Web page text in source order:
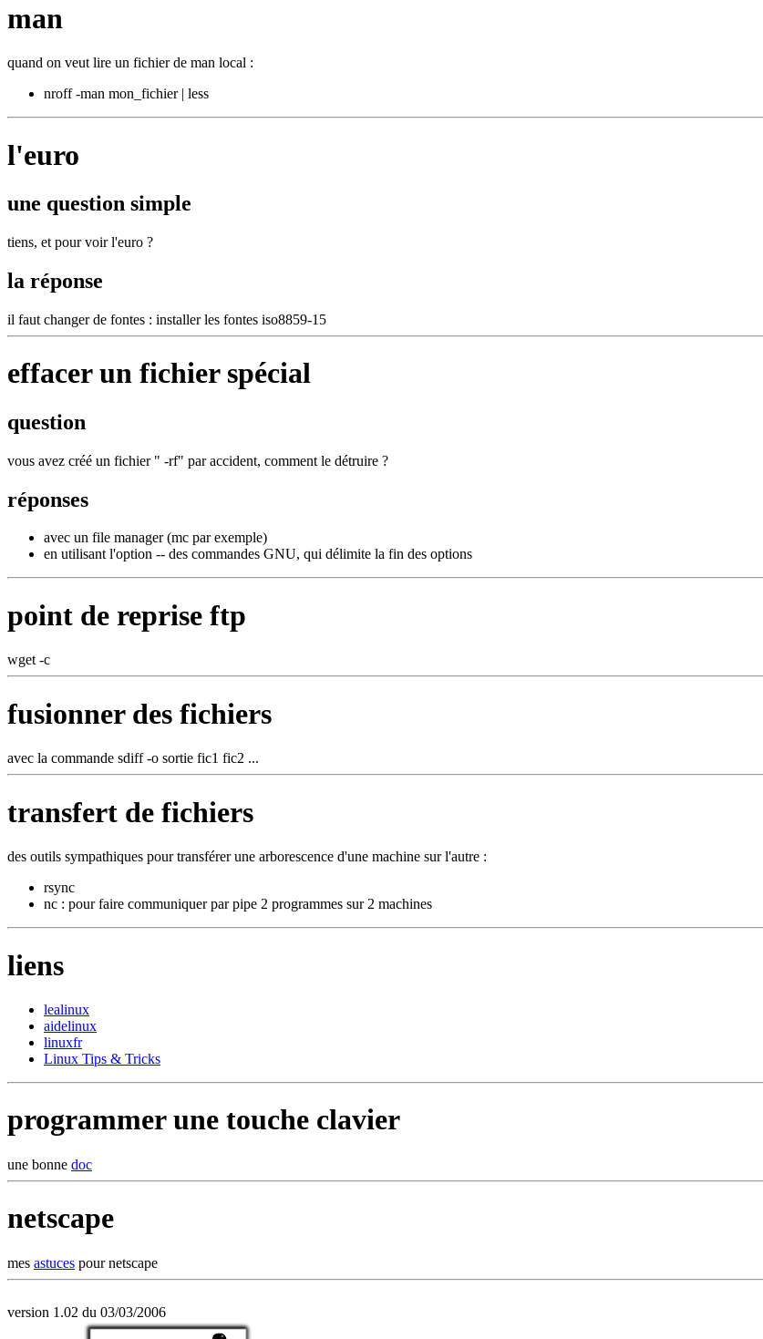
man
quand on veut lire un fichier de man local :
nroff -man mon_fichier | less
l'euro
une question simple
tiens, et pour voir l'euro ?
la réponse
il faut changer de fontes : installer les fontes iso8859-15
effacer un fichier spécial
question
vous avez créé un fichier " -rf" par accident, comment le détruire ?
réponses
avec un file manager (mc par exemple)
en utilisant l'option -- des commandes GNU, qui délimite la fin des options
point de reprise ftp
wget -c
fusionner des fichiers
avec la commande sdiff -o sortie fic1 fic2 ...
transfert de fichiers
des outils sympathiques pour transférer une arborescence d'une machine sur l'autre :
rsync
nc : pour faire communiquer par pipe 2 programmes sur 2 machines
liens
lealinux
aidelinux
linuxfr
Linux Tips & Tricks
programmer une touche clavier
une bonne doc
netscape
mes astuces pour netscape
version 1.02 du 03/03/2006